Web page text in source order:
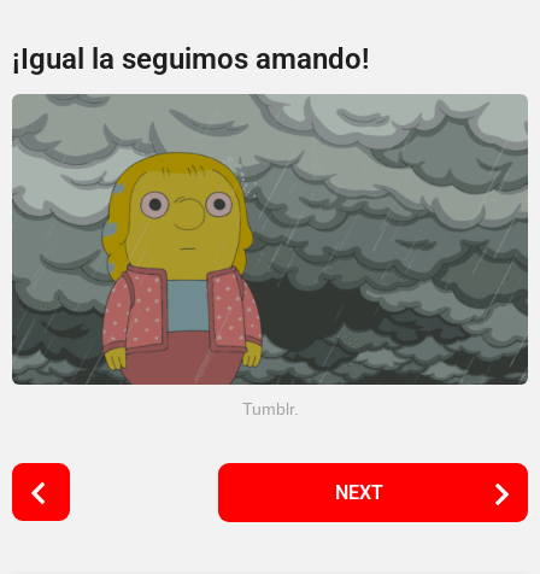
¡Igual la seguimos amando!
Tumblr.
P
o
NEXT